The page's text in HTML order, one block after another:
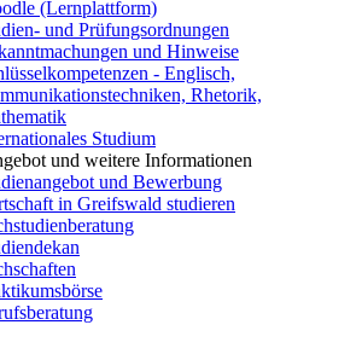
(Lernplattform)
und Prüfungsordnungen
und Hinweise
- Englisch,
Rhetorik,
Studium
und weitere Informationen
und Bewerbung
in Greifswald studieren